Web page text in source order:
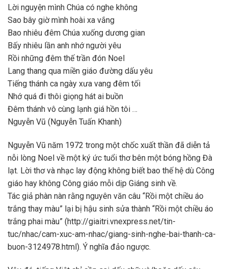
Lời nguyện mình Chúa có nghe không
Sao bây giờ mình hoài xa vắng
Bao nhiêu đêm Chúa xuống dương gian
Bấy nhiêu lần anh nhớ người yêu
Rồi những đêm thế trần đón Noel
Lang thang qua miền giáo đường dấu yêu
Tiếng thánh ca ngày xưa vang đêm tối
Nhớ quá đi thôi giọng hát ai buồn
Đêm thánh vô cùng lạnh giá hồn tôi …
Nguyễn Vũ (Nguyễn Tuấn Khanh)
Nguyễn Vũ năm 1972 trong một chốc xuất thần đã diễn tả
nỗi lòng Noel về một ký ức tuổi thơ bên một bóng hồng Đà
lạt. Lời thơ và nhạc lay động không biết bao thế hệ dù Công
giáo hay không Công giáo mỗi dịp Giáng sinh về.
Tác giả phàn nàn rằng nguyên văn câu “Rồi một chiều áo
trắng thay màu” lại bị hậu sinh sửa thành “Rồi một chiều áo
trắng phai màu” (http://giaitri.vnexpress.net/tin-
tuc/nhac/cam-xuc-am-nhac/giang-sinh-nghe-bai-thanh-ca-
buon-3124978.html). Ý nghĩa đảo ngược.